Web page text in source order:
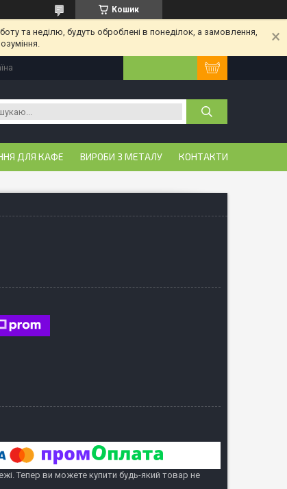
Кошик
та неділю, будуть оброблені в понеділок, а замовлення,
ДЛЯ КАФЕ ВИРОБИ З МЕТАЛУ КОНТАКТИ
Тепер ви можете купити будь-який товар не